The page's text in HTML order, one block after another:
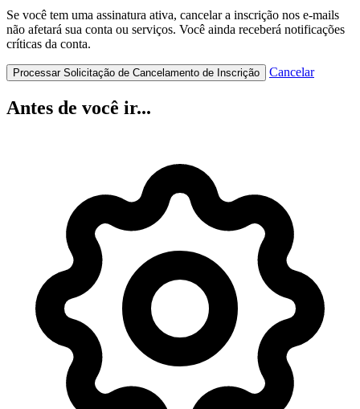
Se você tem uma assinatura ativa, cancelar a inscrição nos e-mails
não afetará sua conta ou serviços. Você ainda receberá notificações
críticas da conta.
Processar Solicitação de Cancelamento de Inscrição Cancelar
Antes de você ir...